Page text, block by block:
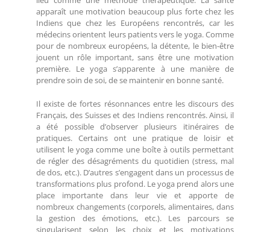
apparaît une motivation beaucoup plus forte chez les
Indiens que chez les Européens rencontrés, car les
médecins orientent leurs patients vers le yoga. Comme
pour de nombreux européens, la détente, le bien-être
jouent un rôle important, sans être une motivation
première. Le yoga s’apparente à une manière de
prendre soin de soi, de se maintenir en bonne santé.
Il existe de fortes résonnances entre les discours des
Français, des Suisses et des Indiens rencontrés. Ainsi, il
a été possible d’observer plusieurs itinéraires de
pratiques. Certains ont une pratique de loisir et
utilisent le yoga comme une boîte à outils permettant
de régler des désagréments du quotidien (stress, mal
de dos, etc.). D’autres s’engagent dans un processus de
transformations plus profond. Le yoga prend alors une
place importante dans leur vie et apporte de
nombreux changements (corporels, alimentaires, dans
la gestion des émotions, etc.). Les parcours se
singularisent selon les choix et les motivations